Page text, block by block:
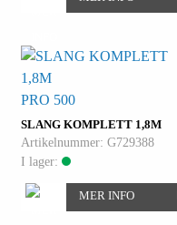
SLANG KOMPLETT 1,8M
PRO 500
Artikelnummer: G729388
I lager:
MER INFO